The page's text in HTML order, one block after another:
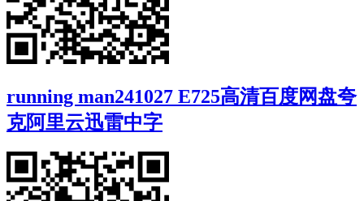
running man241027 E725高清百度网盘夸
克阿里云迅雷中字